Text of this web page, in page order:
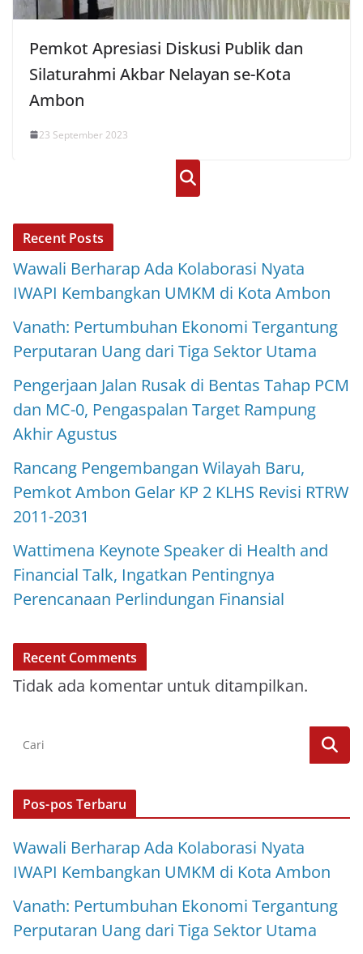
Pemkot Apresiasi Diskusi Publik dan
Silaturahmi Akbar Nelayan se-Kota
Ambon
23 September 2023
Cari
Recent Posts
Wawali Berharap Ada Kolaborasi Nyata
IWAPI Kembangkan UMKM di Kota Ambon
Vanath: Pertumbuhan Ekonomi Tergantung
Perputaran Uang dari Tiga Sektor Utama
Pengerjaan Jalan Rusak di Bentas Tahap PCM
dan MC-0, Pengaspalan Target Rampung
Akhir Agustus
Rancang Pengembangan Wilayah Baru,
Pemkot Ambon Gelar KP 2 KLHS Revisi RTRW
2011-2031
Wattimena Keynote Speaker di Health and
Financial Talk, Ingatkan Pentingnya
Perencanaan Perlindungan Finansial
Recent Comments
Tidak ada komentar untuk ditampilkan.
Pos-pos Terbaru
Wawali Berharap Ada Kolaborasi Nyata
IWAPI Kembangkan UMKM di Kota Ambon
Vanath: Pertumbuhan Ekonomi Tergantung
Perputaran Uang dari Tiga Sektor Utama